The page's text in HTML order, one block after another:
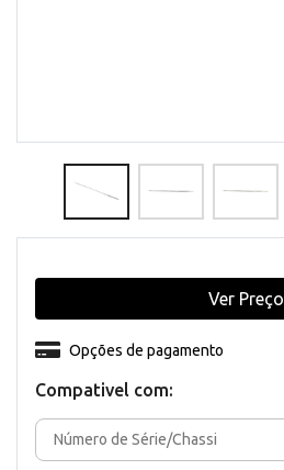
Compativel com:
Opções de pagamento
Ver Preço